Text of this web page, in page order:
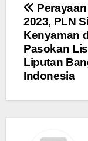
pos
2023, PLN
Kenyaman
Pasokan
Liputan
Indonesia